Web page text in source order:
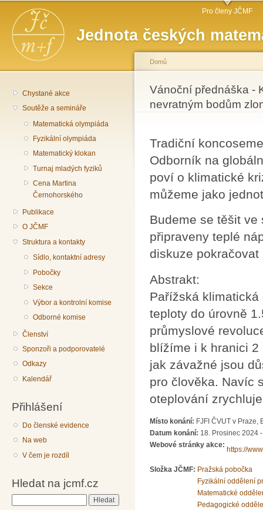
Jednota českých
Hlavní menu Pro členy JČMF
Chystané akce
Soutěže a semináře
Matematická olympiáda
Fyzikální olympiáda
Matematický klokan
Turnaj mladých fyziků
Cena Martina
Černohorského
Publikace
O JČMF
Struktura a kontakty
Sídlo, kontaktní adresy
Pobočky
Sekce
Výbor a kontrolní komise
Odborné komise
Členství
Sponzoři a podporovatelé
Odkazy
Kalendář
Přihlášení
Do členské evidence
Na web
V čem je rozdíl
Hledat na jcmf.cz
Jste zde
Domů
Vánoční přednáška -
nevratným bodům
Tradiční
Odborník na
poví o klimatické
můžeme jako
Budeme se těšit ve
připraveny teplé
diskuze
Abstrakt:
Pařížská
teploty do úrovně
průmyslové
blížíme i k hranici 2
jak závažné jsou
pro člověka. Navíc
oteplování
Místo konání: FJFI ČVUT v Praze,
Datum konání: 18. Prosinec 2024
Webové stránky akce:
https://
Složka JČMF: Pražská pobočka
Fyzikální oddělení
Matematické
Pedagogické